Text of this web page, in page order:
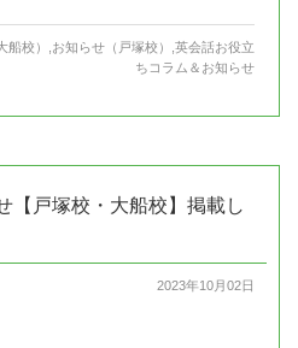
船校） お知らせ（戸塚校）
英会話お役立
ちコラム＆お知らせ
【戸塚校・大船校】掲載し
2023年10月02日